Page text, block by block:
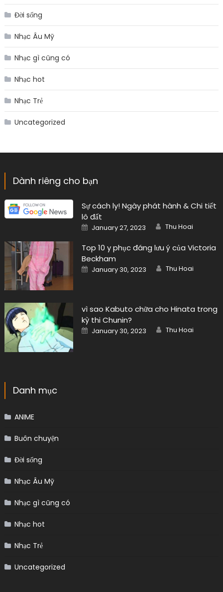
Đời sống
Nhạc Âu Mỹ
Nhạc gì cũng có
Nhạc hot
Nhạc Trẻ
Uncategorized
Dành riêng cho bạn
Sự cách ly! Ngày phát hành & Chi tiết
lô đất
Posted
on
January 27, 2023 Author
Thu Hoai
Top 10 y phục đáng lưu ý của Victoria
Beckham
Posted
on
January 30, 2023 Author
Thu Hoai
vì sao Kabuto chữa cho Hinata trong
kỳ thi Chunin?
Posted
on
January 30, 2023 Author
Thu Hoai
Danh mục
ANIME
Buôn chuyện
Đời sống
Nhạc Âu Mỹ
Nhạc gì cũng có
Nhạc hot
Nhạc Trẻ
Uncategorized